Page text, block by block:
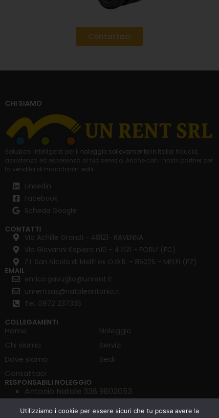
Contattaci
CHI SIAMO
Soluzioni intelligenti per il noleggio sollevamento in italia : fiducia,
assistenza ed esperienza al tuo servizio. Anche con i nostri partner per
la vendita di macchinari edili
Linkedin
Facebook
Scheda Google
CONTATTI
Via Achille Grandi - 48121- RAVENNA
Via Giovanni Keplero n10 - 47121 - FORLI’ (FC)
Z.I. San Nicola di Melfi ex O.G.R. - 85025 - MELFI (PZ)
EMAIL
enrico.gavuglio@unrent.it
unrentsas@nataleantonio.it
Tel. 0972 237335
COLLEGAMENTI
Home
Chi siamo
Dove siamo
Contattaci
Noleggio
Servizi
Sedi
RESPONSABILI NOLEGGIO
Antonio Natale 338 9802053
Francesco Quaranta 351 4290424
Utilizziamo i cookie per essere sicuri che tu possa avere la